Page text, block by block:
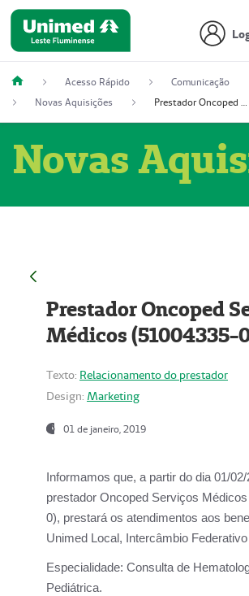
Acesso Rápido
Comunicação
Novas Aquisições
Prestador Oncoped Serviços Médicos (51004335-0)
Novas
Prestador Oncoped
Médicos (51004335-
Texto: Relacionamento do prestador
Design: Marketing
01 de janeiro, 2019
Informamos que, a partir do dia 01/
prestador Oncoped Serviços Médicos
0), prestará os atendimentos aos
Unimed Local, Intercâmbio
Especialidade: Consulta de
Pediátrica.